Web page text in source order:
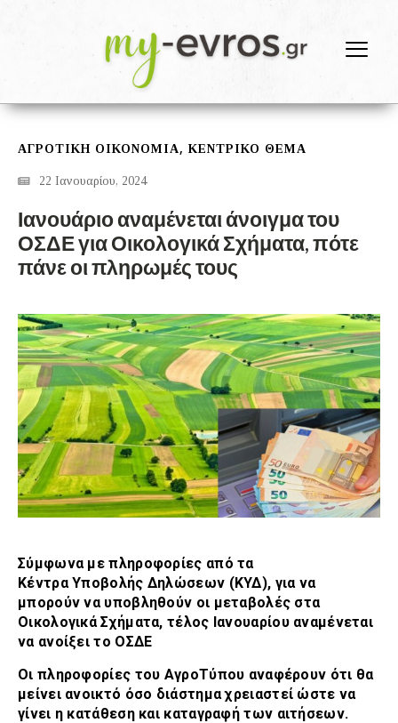
ΑΓΡΟΤΙΚΗ ΟΙΚΟΝΟΜΙΑ,ΚΕΝΤΡΙΚΟ ΘΕΜΑ
22 Ιανουαρίου, 2024
Ιανουάριο αναμένεται άνοιγμα του
ΟΣΔΕ για Οικολογικά Σχήματα, πότε
πάνε οι πληρωμές τους
Σύμφωνα με πληροφορίες από τα
Κέντρα Υποβολής Δηλώσεων (ΚΥΔ), για να
μπορούν να υποβληθούν οι μεταβολές στα
Οικολογικά Σχήματα, τέλος Ιανουαρίου αναμένεται
να ανοίξει το ΟΣΔΕ
Οι πληροφορίες του ΑγροΤύπου αναφέρουν ότι θα
μείνει ανοικτό όσο διάστημα χρειαστεί ώστε να
γίνει η κατάθεση και καταγραφή των αιτήσεων.